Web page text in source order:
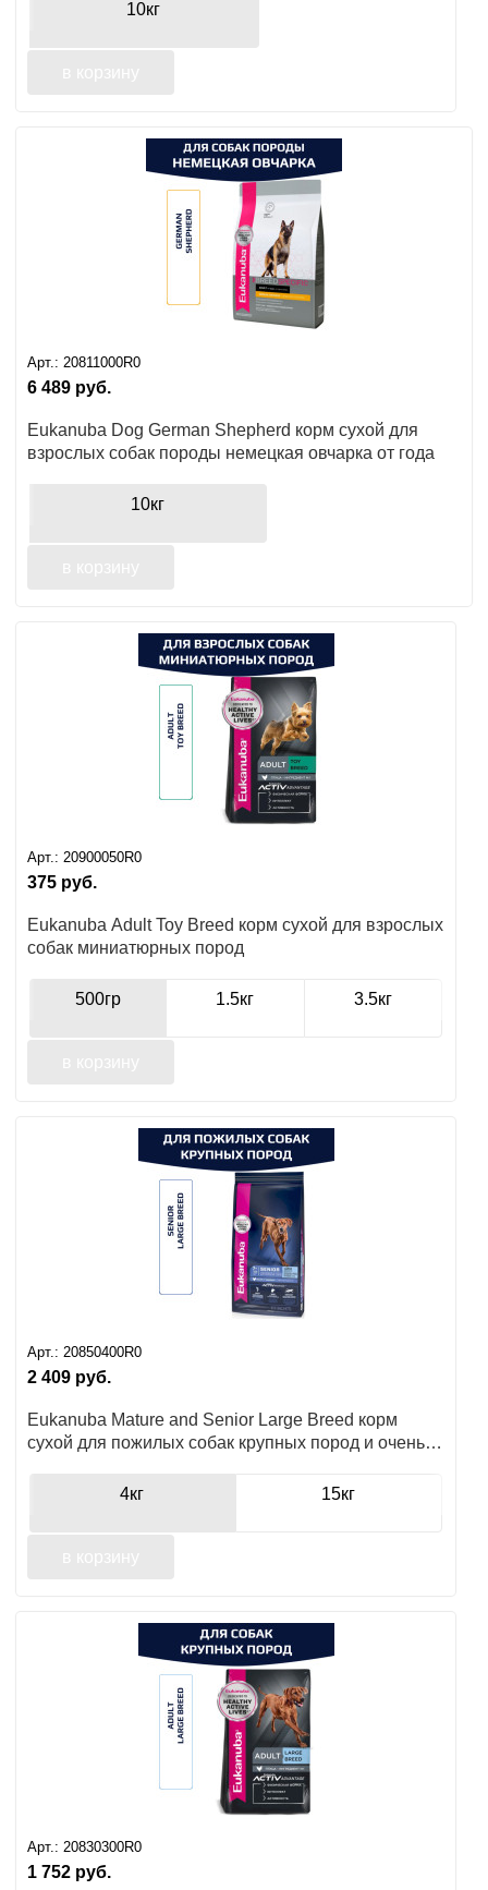
10кг
Арт.: 20811000R0
6 489 руб.
Eukanuba Dog German Shepherd корм сухой для
взрослых собак породы немецкая овчарка от года
10кг
Арт.: 20900050R0
375 руб.
Eukanuba Adult Toy Breed корм сухой для взрослых
собак миниатюрных пород
500гр 1.5кг 3.5кг
Арт.: 20850400R0
2 409 руб.
Eukanuba Mature and Senior Large Breed корм
сухой для пожилых собак крупных пород и очень
4кг
15кг
Арт.: 20830300R0
1 752 руб.